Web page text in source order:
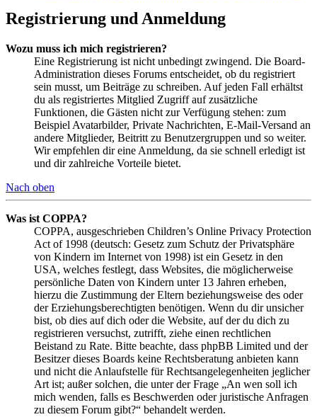
Registrierung und Anmeldung
Wozu muss ich mich registrieren?
Eine Registrierung ist nicht unbedingt zwingend. Die Board-
Administration dieses Forums entscheidet, ob du registriert
sein musst, um Beiträge zu schreiben. Auf jeden Fall erhältst
du als registriertes Mitglied Zugriff auf zusätzliche
Funktionen, die Gästen nicht zur Verfügung stehen: zum
Beispiel Avatarbilder, Private Nachrichten, E-Mail-Versand an
andere Mitglieder, Beitritt zu Benutzergruppen und so weiter.
Wir empfehlen dir eine Anmeldung, da sie schnell erledigt ist
und dir zahlreiche Vorteile bietet.
Nach oben
Was ist COPPA?
COPPA, ausgeschrieben Children’s Online Privacy Protection
Act of 1998 (deutsch: Gesetz zum Schutz der Privatsphäre
von Kindern im Internet von 1998) ist ein Gesetz in den
USA, welches festlegt, dass Websites, die möglicherweise
persönliche Daten von Kindern unter 13 Jahren erheben,
hierzu die Zustimmung der Eltern beziehungsweise des oder
der Erziehungsberechtigten benötigen. Wenn du dir unsicher
bist, ob dies auf dich oder die Website, auf der du dich zu
registrieren versuchst, zutrifft, ziehe einen rechtlichen
Beistand zu Rate. Bitte beachte, dass phpBB Limited und der
Besitzer dieses Boards keine Rechtsberatung anbieten kann
und nicht die Anlaufstelle für Rechtsangelegenheiten jeglicher
Art ist; außer solchen, die unter der Frage „An wen soll ich
mich wenden, falls es Beschwerden oder juristische Anfragen
zu diesem Forum gibt?“ behandelt werden.